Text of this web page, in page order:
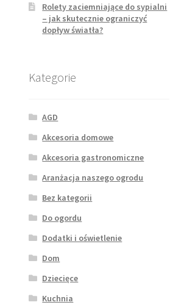
Rolety zaciemniające do sypialni
– jak skutecznie ograniczyć
dopływ światła?
Kategorie
AGD
Akcesoria domowe
Akcesoria gastronomiczne
Aranżacja naszego ogrodu
Bez kategorii
Do ogordu
Dodatki i oświetlenie
Dom
Dziecięce
Kuchnia